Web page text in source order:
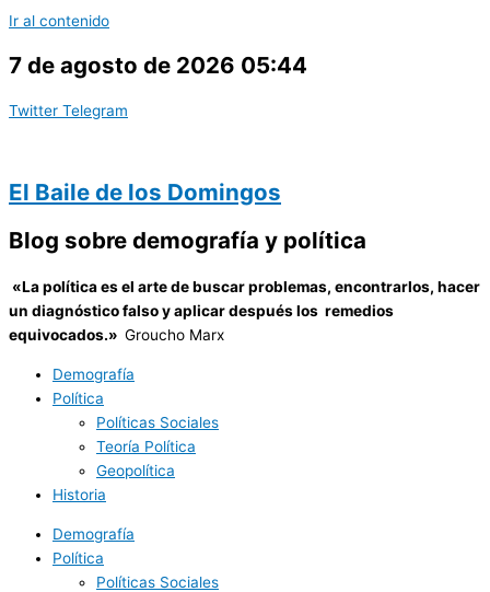
Ir al contenido
7 de agosto de 2026 05:44
Twitter Telegram
El Baile de los Domingos
Blog sobre demografía y política
«La política es el arte de buscar problemas, encontrarlos, hacer
un diagnóstico falso y aplicar después los remedios
equivocados.» Groucho Marx
Demografía
Política
Políticas Sociales
Teoría Política
Geopolítica
Historia
Demografía
Política
Políticas Sociales